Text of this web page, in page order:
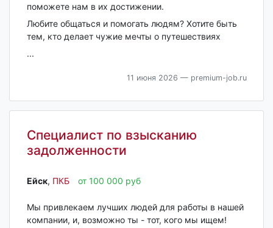
поможете нам в их достижении.
Любите общаться и помогать людям? Хотите быть
тем, кто делает чужие мечты о путешествиях
...
11 июня 2026 — premium-job.ru
Специалист по взысканию
задолженности
Ейск‎, ПКБ от 100 000 руб
Мы привлекаем лучших людей для работы в нашей
компании, и, возможно ты - тот, кого мы ищем!